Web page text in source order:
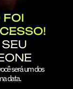
FOI
será um dos
data.